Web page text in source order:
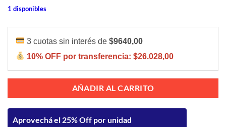
1 disponibles
3 cuotas sin interés de$9640,00
10% OFF por transferencia:$26.028,00
AÑADIR AL CARRITO
Aprovechá el 25% Off por unidad